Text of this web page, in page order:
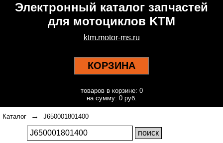
Электронный каталог запчастей
для мотоциклов KTM
ktm.motor-ms.ru
КОРЗИНА
товаров в корзине: 0
на сумму: 0 руб.
Каталог → J650001801400